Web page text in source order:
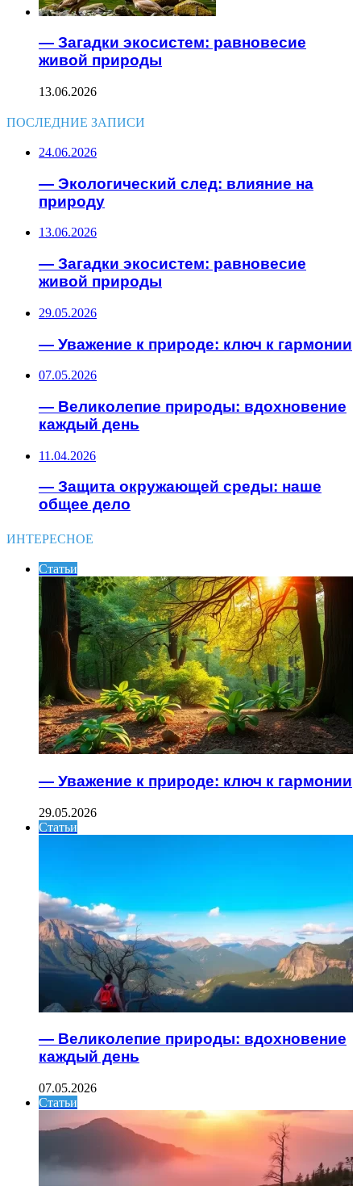
— Загадки экосистем: равновесие
живой природы
13.06.2026
ПОСЛЕДНИЕ ЗАПИСИ
24.06.2026
— Экологический след: влияние на
природу
13.06.2026
— Загадки экосистем: равновесие
живой природы
29.05.2026
— Уважение к природе: ключ к гармонии
07.05.2026
— Великолепие природы: вдохновение
каждый день
11.04.2026
— Защита окружающей среды: наше
общее дело
ИНТЕРЕСНОЕ
Статьи
— Уважение к природе: ключ к гармонии
29.05.2026
Статьи
— Великолепие природы: вдохновение
каждый день
07.05.2026
Статьи